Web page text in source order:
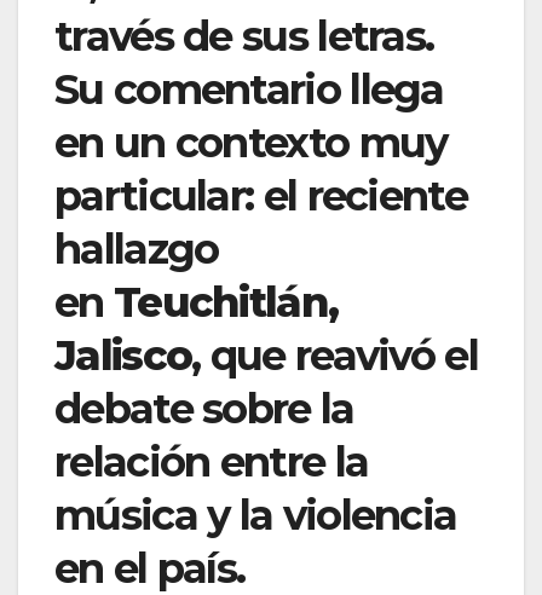
través de sus letras.
Su comentario llega
en un contexto muy
particular: el reciente
hallazgo
en Teuchitlán,
Jalisco, que reavivó el
debate sobre la
relación entre la
música y la violencia
en el país.